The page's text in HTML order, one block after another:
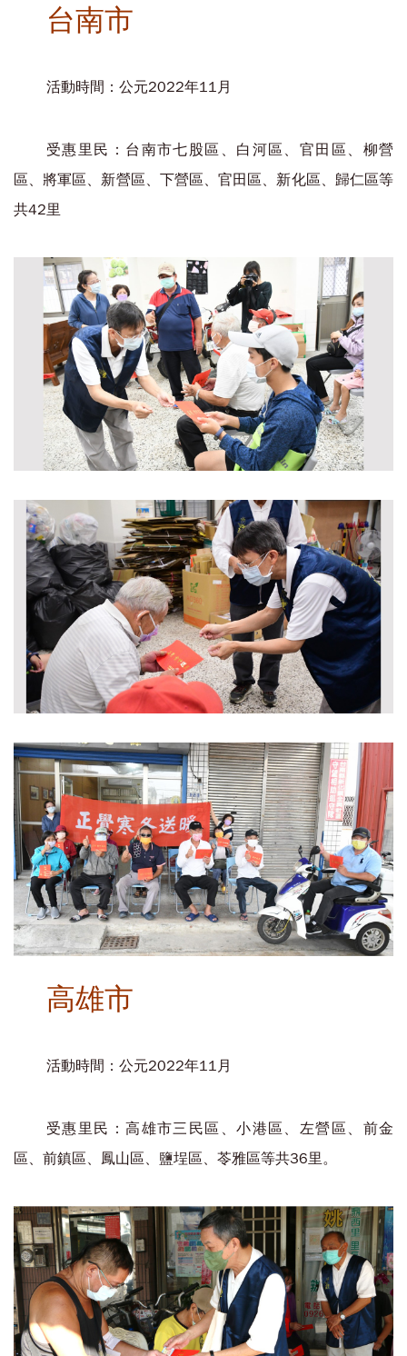
台南市
活動時間：公元2022年11月
受惠里民：台南市七股區、白河區、官田區、柳營
區、將軍區、新營區、下營區、官田區、新化區、歸仁區等
共42里
高雄市
活動時間：公元2022年11月
受惠里民：高雄市三民區、小港區、左營區、前金
區、前鎮區、鳳山區、鹽埕區、苓雅區等共36里。